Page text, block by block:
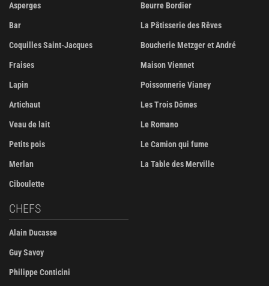
Asperges
Bar
Coquilles Saint-Jacques
Fraises
Lapin
Artichaut
Veau de lait
Petits pois
Merlan
Ciboulette
Beurre Bordier
La Pâtisserie des Rêves
Boucherie Metzger et André
Maison Viennet
Poissonnerie Vianey
Les Trois Dômes
Le Romano
Le Camion qui fume
La Table des Merville
CHEFS
Alain Ducasse
Guy Savoy
Philippe Conticini